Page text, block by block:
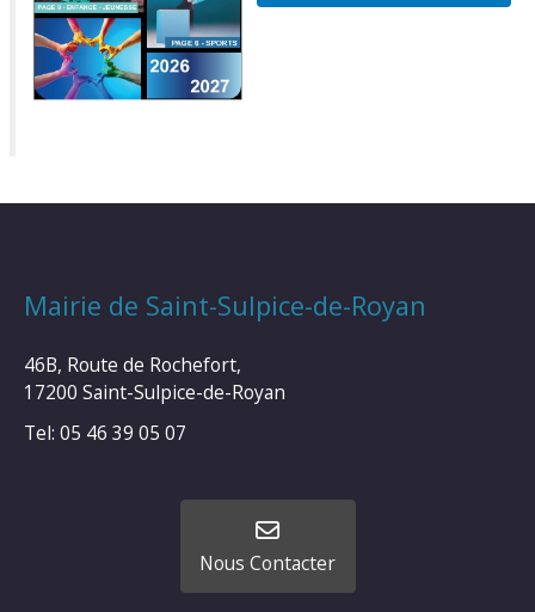
Mairie de Saint-Sulpice-de-Royan
46B, Route de Rochefort,
17200 Saint-Sulpice-de-Royan
Tel: 05 46 39 05 07
Nous Contacter